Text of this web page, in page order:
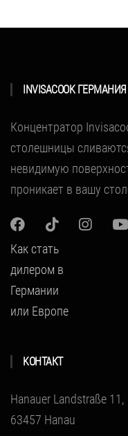
INVISACOOK ГЕРМАНИЯ
Концентратор
столешницы
невидимую
проникает в вашу
Как стать
дилером в
Германии
или Европе
KОНТАКТ
Hanauer Landstraße 11,
63457 Hanau